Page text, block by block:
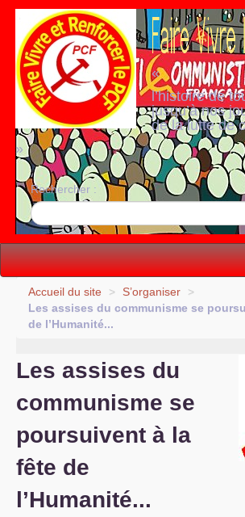
«
l’histoire de
jusqu’à nos
de la lutte de
»
Rechercher :
Vie politique
Lutter, Unir...
Vie du site
Accueil du site > S’organiser
>
Les assises du communisme se
de l’Humanité...
Les assises du
communisme se
poursuivent à la
fête de
l’Humanité...